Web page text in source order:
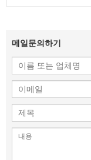
메일문의하기